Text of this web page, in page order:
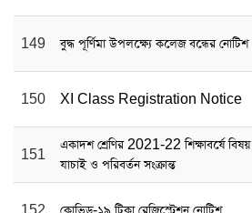
149 বুদ্ধ পূর্ণিমা উপলক্ষ্যে কলেজ বন্ধের নোটিশ
150 XI Class Registration Notice
151
একাদশ শ্রেণির 2021-22 শিক্ষাবর্ষে বিষয়
যাচাই ও পরিবর্তন সংক্রান্ত